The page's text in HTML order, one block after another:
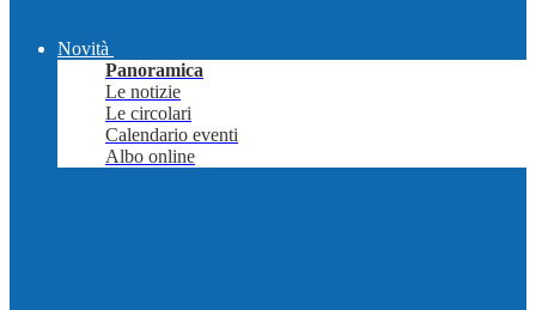
Novità
Panoramica
Le notizie
Le circolari
Calendario eventi
Albo online